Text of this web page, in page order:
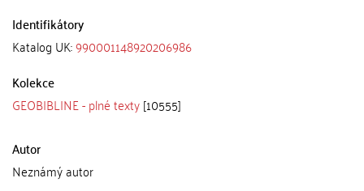
Identifikátory
Katalog UK:990001148920206986
Kolekce
GEOBIBLINE - plné texty[10555]
Autor
Neznámý autor